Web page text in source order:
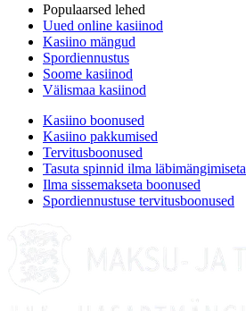
Populaarsed lehed
Uued online kasiinod
Kasiino mängud
Spordiennustus
Soome kasiinod
Välismaa kasiinod
Kasiino boonused
Kasiino pakkumised
Tervitusboonused
Tasuta spinnid ilma läbimängimiseta
Ilma sissemakseta boonused
Spordiennustuse tervitusboonused